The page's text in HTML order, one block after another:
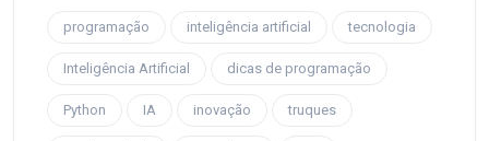
programação inteligência artificial tecnologia
Inteligência Artificial dicas de programação
Python IA inovação truques